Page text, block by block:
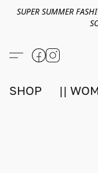
SUPER SUMMER
SHOP ||